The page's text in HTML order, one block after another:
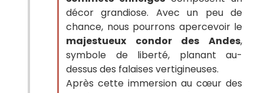
décor grandiose. Avec un peu de
chance, nous pourrons apercevoir le
majestueux condor des Andes,
symbole de liberté, planant au-
dessus des falaises vertigineuses.
Après cette immersion au cœur des